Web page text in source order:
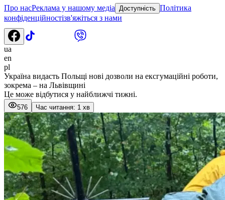
Про насРеклама у нашому медіа Доступність Політика
конфіденційностізв'яжіться з нами
ua
en
pl
Україна видасть Польщі нові дозволи на ексгумаційні роботи,
зокрема – на Львівщині
Це може відбутися у найближчі тижні.
576 Час читання: 1 хв